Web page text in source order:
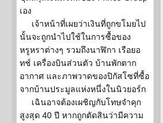
เอง
เจ้าหน้าที่เผยว่าเงินที่ถูกขโมยไป
นั้นจะถูกนำไปใช้ในการซื้อของ
หรูหราต่างๆ รวมถึงนาฬิกา เรือยอ
ทช์ เครื่องบินส่วนตัว บ้านพักตาก
อากาศ และภาพวาดของปิกัสโซที่ซื้อ
จากบ้านประมูลแห่งหนึ่งในนิวยอร์ก
เฉินอาจต้องเผชิญกับโทษจำคุก
สูงสุด 40 ปี หากถูกตัดสินว่ามีความ